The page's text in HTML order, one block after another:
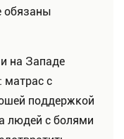
обязаны
на Западе
матрас с
поддержкой
людей с болями